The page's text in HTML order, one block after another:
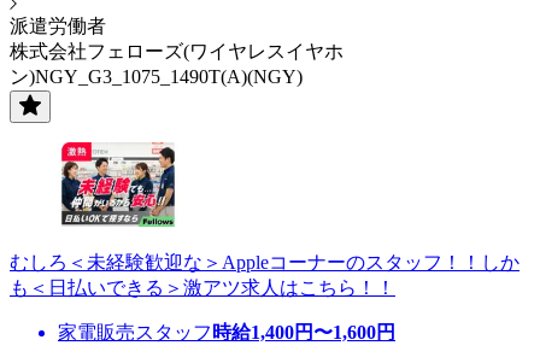
派遣労働者
株式会社フェローズ(ワイヤレスイヤホ
ン)NGY_G3_1075_1490T(A)(NGY)
むしろ＜未経験歓迎な＞Appleコーナーのスタッフ！！しか
も＜日払いできる＞激アツ求人はこちら！！
家電販売スタッフ 時給1,400円〜1,600円